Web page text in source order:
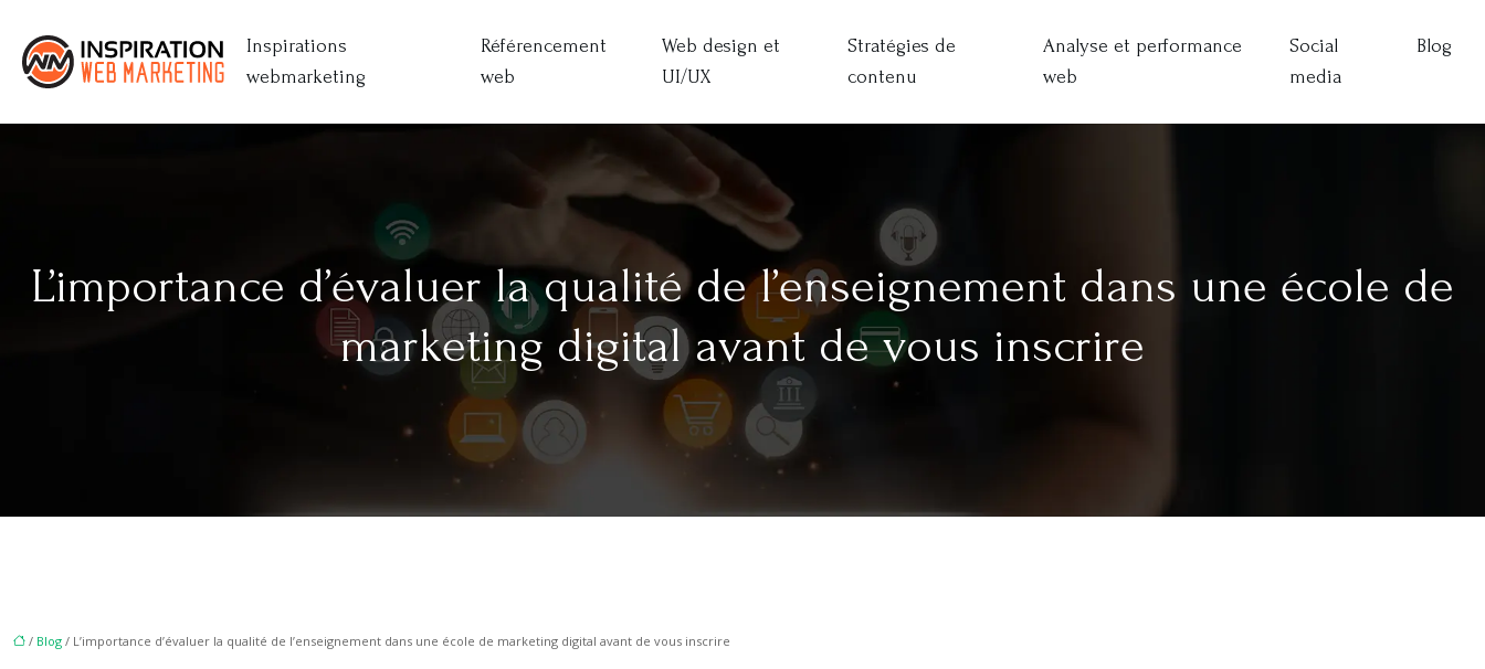
Inspirations
webmarketing
Référencement
web
Web design et
UI/UX
Stratégies de
contenu
Analyse et performance
web
Social
media
Blog
L’importance d’évaluer la qualité de l’enseignement dans une école de
marketing digital avant de vous inscrire
/ Blog / L’importance d’évaluer la qualité de l’enseignement dans une école de marketing digital avant de vous inscrire